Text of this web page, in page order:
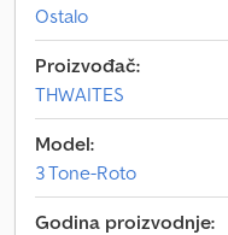
Ostalo
Proizvođač:
THWAITES
Model:
3 Tone-Roto
Godina proizvodnje: